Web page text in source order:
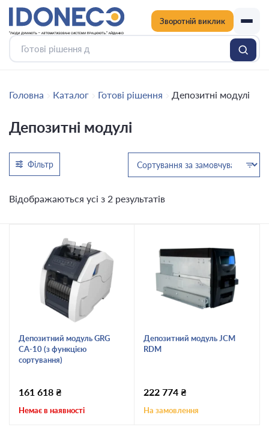
Зворотній виклик
Головна Каталог Готові рішення Депозитні модулі
Депозитні модулі
Фільтр
Відображаються усі з 2 результатів
Депозитний модуль GRG
CA-10 (з функцією
сортування)
161 618 ₴
Немає в наявності
Депозитний модуль JCM
RDM
222 774 ₴
На замовлення